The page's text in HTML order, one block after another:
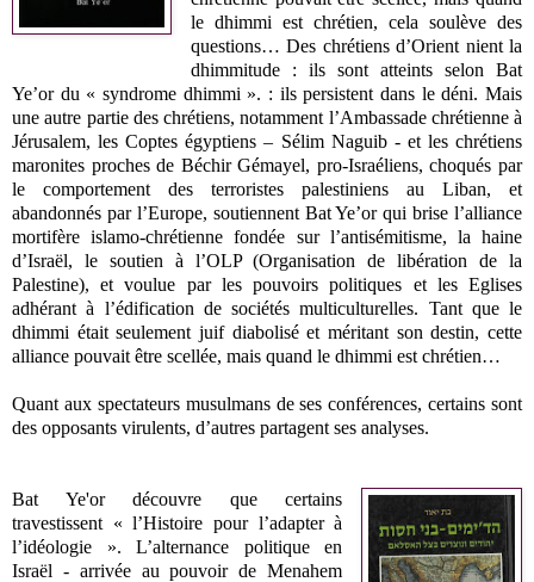
le dhimmi est chrétien, cela soulève des
questions… Des chrétiens d’Orient nient la
dhimmitude : ils sont atteints selon Bat
Ye’or du « syndrome dhimmi ». : ils persistent dans le déni. Mais
une autre partie des chrétiens, notamment l’Ambassade chrétienne à
Jérusalem, les Coptes égyptiens– Sélim Naguib - et les chrétiens
maronites proches de Béchir Gémayel, pro-Israéliens, choqués par
le comportement des terroristes palestiniens au Liban, et
abandonnés par l’Europe, soutiennent Bat Ye’or qui brise l’alliance
mortifère islamo-chrétienne fondée sur l’antisémitisme, la haine
d’Israël, le soutien à l’OLP (Organisation de libération de la
Palestine), et voulue par les pouvoirs politiques et les Eglises
adhérant à l’édification de sociétés multiculturelles. Tant que le
dhimmi était seulement juif diabolisé et méritant son destin, cette
alliance pouvait être scellée, mais quand le dhimmi est chrétien…
Quant aux spectateurs musulmans de ses conférences, certains sont
des opposants virulents, d’autres partagent ses analyses.
Bat Ye'or découvre que certains
travestissent « l’Histoire pour l’adapter à
l’idéologie ». L’alternance politique en
Israël - arrivée au pouvoir de Menahem